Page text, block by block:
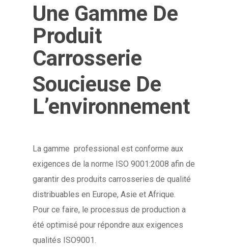
Une Gamme De
Produit
Carrosserie
Soucieuse De
L’environnement
La gamme professional est conforme aux
exigences de la norme ISO 9001:2008 afin de
garantir des produits carrosseries de qualité
distribuables en Europe, Asie et Afrique.
Pour ce faire, le processus de production a
été optimisé pour répondre aux exigences
qualités ISO9001.